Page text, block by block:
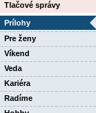
Tlačové správy
Prílohy
Pre ženy
Víkend
Veda
Kariéra
Radíme